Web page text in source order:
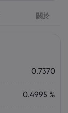
關於
0.7370
0.4995 %